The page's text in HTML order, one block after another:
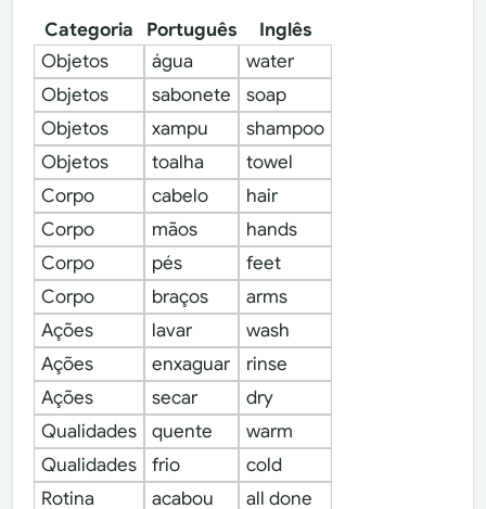
Categoria Português
Inglês
Objetos
água
water
Objetos
sabonete
soap
Objetos
xampu
shampoo
Objetos
toalha
towel
Corpo
cabelo
hair
Corpo
mãos
hands
Corpo
pés
feet
Corpo
braços
arms
Ações
lavar
wash
Ações
enxaguar
rinse
Ações
secar
dry
Qualidades
quente
warm
Qualidades
frio
cold
Rotina
acabou all done